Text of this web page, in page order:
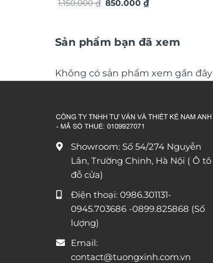
dát vàng TG4934S
1.150.000₫ Giá
850.000₫Giá
850.000 ₫.
Sản phẩm bạn đã xem
Không có sản phẩm xem gần đây
Showroom: Số 54/274 Nguyễn
Lân, Trường Chinh, Hà Nội ( Ô tô
đỗ cửa)
Điện thoại: 0986.301131-
0945.703686 -0899.825868 (Số
lượng)
Email:
contact@tuongxinh.com.vn